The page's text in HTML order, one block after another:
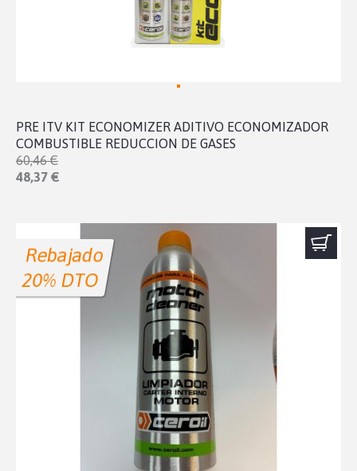
PRE ITV KIT ECONOMIZER ADITIVO ECONOMIZADOR
COMBUSTIBLE REDUCCION DE GASES
60,46 €
48,37 €
Rebajado
20% DTO